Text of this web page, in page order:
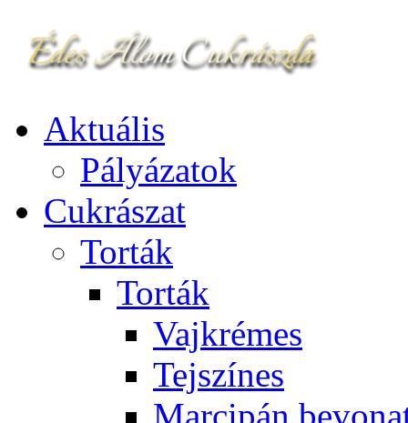
Aktuális
Pályázatok
Cukrászat
Torták
Torták
Vajkrémes
Tejszínes